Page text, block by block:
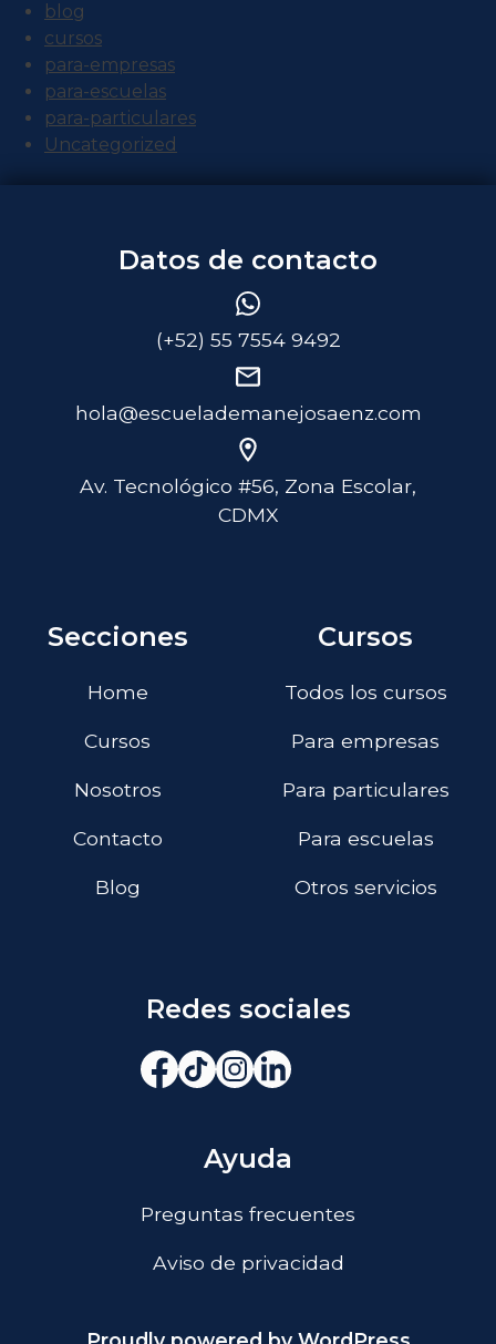
blog
cursos
para-empresas
para-escuelas
para-particulares
Uncategorized
Datos de contacto
(+52) 55 7554 9492
hola@escuelademanejosaenz.com
Av. Tecnológico #56, Zona Escolar,
CDMX
Secciones
Home
Cursos
Nosotros
Contacto
Blog
Cursos
Todos los cursos
Para empresas
Para particulares
Para escuelas
Otros servicios
Redes sociales
Ayuda
Preguntas frecuentes
Aviso de privacidad